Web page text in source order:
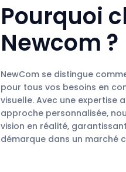
Pourquoi
Newcom ?
NewCom se distingue
pour tous vos besoins en
visuelle. Avec une expertise
approche personnalisée,
vision en réalité,
démarque dans un marché